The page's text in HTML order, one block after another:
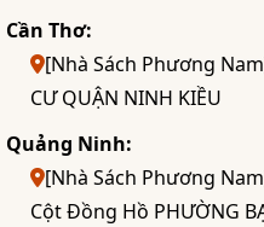
Cần Thơ:
[Nhà Sách Phương
CƯ QUẬN NINH KIỀU
Quảng Ninh:
[Nhà Sách Phương
Cột Đồng Hồ PHƯỜNG